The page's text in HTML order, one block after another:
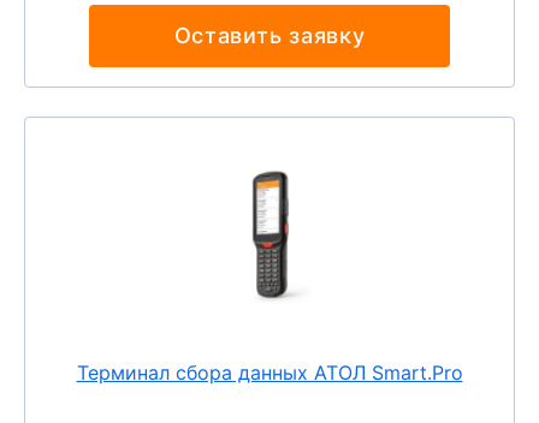
Оставить заявку
Терминал сбора данных АТОЛ Smart.Pro